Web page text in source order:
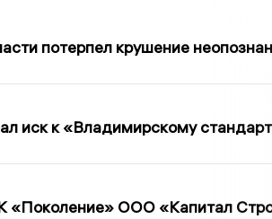
потерпел крушение
иск к «Владимирскому
«Поколение» ООО «Капитал